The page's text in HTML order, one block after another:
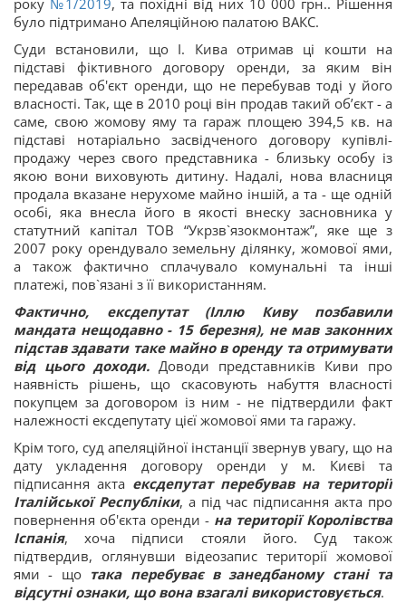
року №1/2019, та похідні від них 10 000 грн.. Рішення
було підтримано Апеляційною палатою ВАКС.
Суди встановили, що І. Кива отримав ці кошти на
підставі фіктивного договору оренди, за яким він
передавав об'єкт оренди, що не перебував тоді у його
власності. Так, ще в 2010 році він продав такий об’єкт - а
саме, свою жомову яму та гараж площею 394,5 кв. на
підставі нотаріально засвідченого договору купівлі-
продажу через свого представника - близьку особу із
якою вони виховують дитину. Надалі, нова власниця
продала вказане нерухоме майно іншій, а та - ще одній
особі, яка внесла його в якості внеску засновника у
статутний капітал ТОВ “Укрзв`язокмонтаж”, яке ще з
2007 року орендувало земельну ділянку, жомової ями,
а також фактично сплачувало комунальні та інші
платежі, пов`язані з її використанням.
Фактично, ексдепутат (Іллю Киву позбавили
мандата нещодавно - 15 березня), не мав законних
підстав здавати таке майно в оренду та отримувати
від цього доходи. Доводи представників Киви про
наявність рішень, що скасовують набуття власності
покупцем за договором із ним - не підтвердили факт
належності ексдепутату цієї жомової ями та гаражу.
Крім того, суд апеляційної інстанції звернув увагу, що на
дату укладення договору оренди у м. Києві та
підписання акта ексдепутат перебував на території
Італійської Республіки, а під час підписання акта про
повернення об'єкта оренди - на території Королівства
Іспанія, хоча підписи стояли його. Суд також
підтвердив, оглянувши відеозапис території жомової
ями - що така перебуває в занедбаному стані та
відсутні ознаки, що вона взагалі використовується.